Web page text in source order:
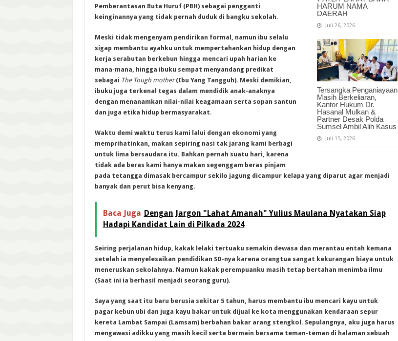
HARUM NAMA
DAERAH
Juli 26, 2026
Tersangka Penganiayaan
Masih Berkeliaran,
Kantor Hukum Dr.
Hasanal Mulkan &
Partner Desak Polda
Sumsel Ambil Alih Kasus
Juli 15, 2026
Pemberantasan Buta Huruf (PBH) sebagai pengganti
keinginannya yang tidak pernah duduk di bangku sekolah.
Meski tidak mengenyam pendirikan formal, namun ibu selalu
sigap membantu ayahku untuk mempertahankan hidup dengan
kerja serabutan berkebun hingga mencari upah harian ke
mana-mana, hingga ibuku sempat menyandang predikat
sebagai The Tough mother(Ibu Yang Tangguh). Meski demikian,
ibuku juga terkenal tegas dalam mendidik anak-anaknya
dengan menanamkan nilai-nilai keagamaan serta sopan santun
dan juga etika hidup bermasyarakat.
Waktu demi waktu terus kami lalui dengan ekonomi yang
memprihatinkan, makan sepiring nasi tak jarang kami berbagi
untuk lima bersaudara itu. Bahkan pernah suatu hari, karena
tidak ada beras kami hanya makan segenggam beras pinjam
pada tetangga dimasak bercampur sekilo jagung dicampur kelapa yang diparut agar menjadi
banyak dan perut bisa kenyang.
Baca Juga Dengan Jargon "Lahat Amanah" Yulius Maulana Nyatakan Siap
Hadapi Kandidat Lain di Pilkada 2024
Seiring perjalanan hidup, kakak lelaki tertuaku semakin dewasa dan merantau entah kemana
setelah ia menyelesaikan pendidikan SD-nya karena orangtua sangat kekurangan biaya untuk
meneruskan sekolahnya. Namun kakak perempuanku masih tetap bertahan menimba ilmu
(Saat ini ia berhasil menjadi seorang guru).
Saya yang saat itu baru berusia sekitar 5 tahun, harus membantu ibu mencari kayu untuk
pagar kebun ubi dan juga kayu bakar untuk dijual ke kota menggunakan kendaraan sepur
kereta Lambat Sampai (Lamsam) berbahan bakar arang stengkol. Sepulangnya, aku juga harus
mengawasi adikku yang masih kecil serta bermain bersama teman-teman di halaman sebuah